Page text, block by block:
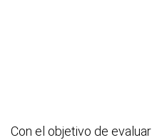
Con el objetivo de